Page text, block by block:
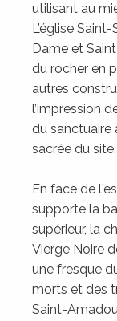
utilisant au
L’église
Dame et
du rocher en
autres
l’impression
du sanctuaire
sacrée du site.
En face de
supporte la
supérieur, la
Vierge Noire
une fresque
morts et des
Saint-